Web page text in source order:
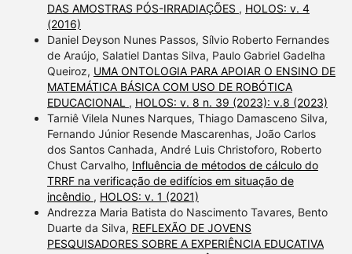
DAS AMOSTRAS PÓS-IRRADIAÇÕES , HOLOS: v. 4
(2016)
Daniel Deyson Nunes Passos, Sílvio Roberto Fernandes
de Araújo, Salatiel Dantas Silva, Paulo Gabriel Gadelha
Queiroz, UMA ONTOLOGIA PARA APOIAR O ENSINO DE
MATEMÁTICA BÁSICA COM USO DE ROBÓTICA
EDUCACIONAL , HOLOS: v. 8 n. 39 (2023): v.8 (2023)
Tarniê Vilela Nunes Narques, Thiago Damasceno Silva,
Fernando Júnior Resende Mascarenhas, João Carlos
dos Santos Canhada, André Luis Christoforo, Roberto
Chust Carvalho, Influência de métodos de cálculo do
TRRF na verificação de edifícios em situação de
incêndio , HOLOS: v. 1 (2021)
Andrezza Maria Batista do Nascimento Tavares, Bento
Duarte da Silva, REFLEXÃO DE JOVENS
PESQUISADORES SOBRE A EXPERIÊNCIA EDUCATIVA